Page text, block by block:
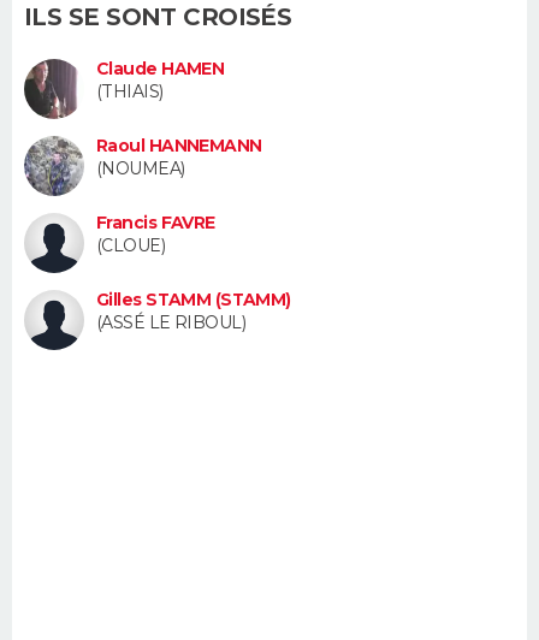
FORUM
Bricolage
Lifestyle
Culture
Sport
Auto
Television
Voyage
Cinema
ILS SE SONT CROISÉS
Claude HAMEN
(THIAIS)
Raoul HANNEMANN
(NOUMEA)
Francis FAVRE
(CLOUE)
Gilles STAMM (STAMM)
(ASSÉ LE RIBOUL)